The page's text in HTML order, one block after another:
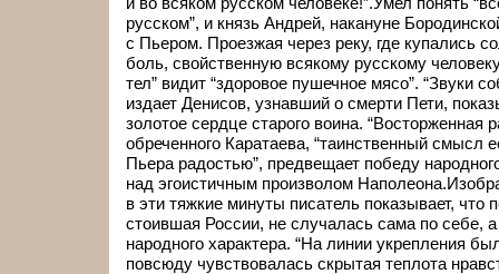
русском”, и князь Андрей, накануне
с Пьером. Проезжая через реку, где купались
боль, свойственную всякому русскому
тел” видит “здоровое пушечное мясо”. “Звуки
издает Денисов, узнавший о смерти Пети,
золотое сердце старого воина. “Восторженная
обреченного Каратаева, “таинственный смысл
Пьера радостью”, предвещает победу
над эгоистичным произволом
в эти тяжкие минуты писатель показывает, что
стоившая России, не случалась сама по себе,
народного характера. “На линии укрепления
повсюду чувствовалась скрытая теплота